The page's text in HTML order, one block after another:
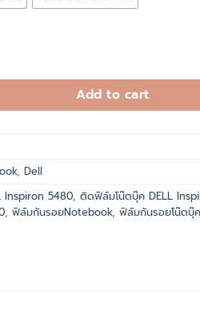
DELL Inspiron 5480 quantity
Add to cart
, Dell
Inspiron 5480, ติดฟิล์มโน๊ตบุ๊ค DELL
, ฟิล์มกันรอยNotebook, ฟิล์มกันรอยโน๊ตบุ๊ค